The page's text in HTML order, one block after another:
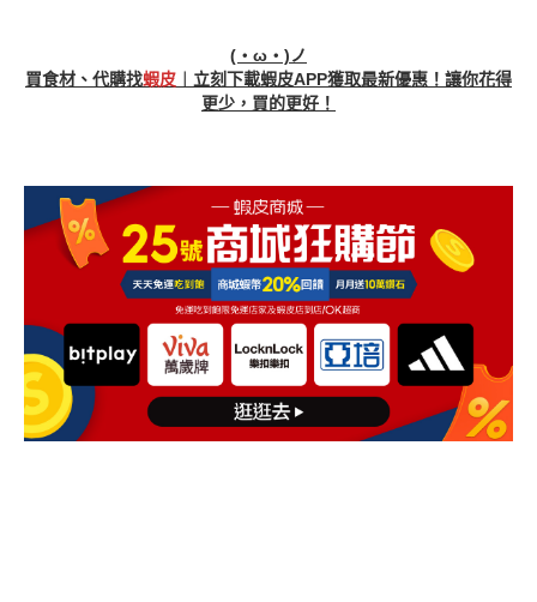
(・ω・)ノ
買食材、代購找蝦皮 ︱立刻下載蝦皮APP獲取最新優惠 ！讓你花得
更少，買的更好！